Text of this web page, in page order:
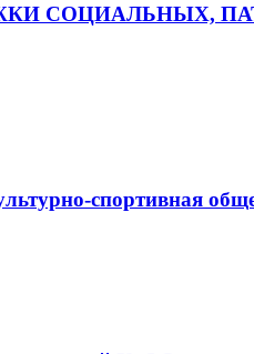
СОЦИАЛЬНЫХ,
спортивная